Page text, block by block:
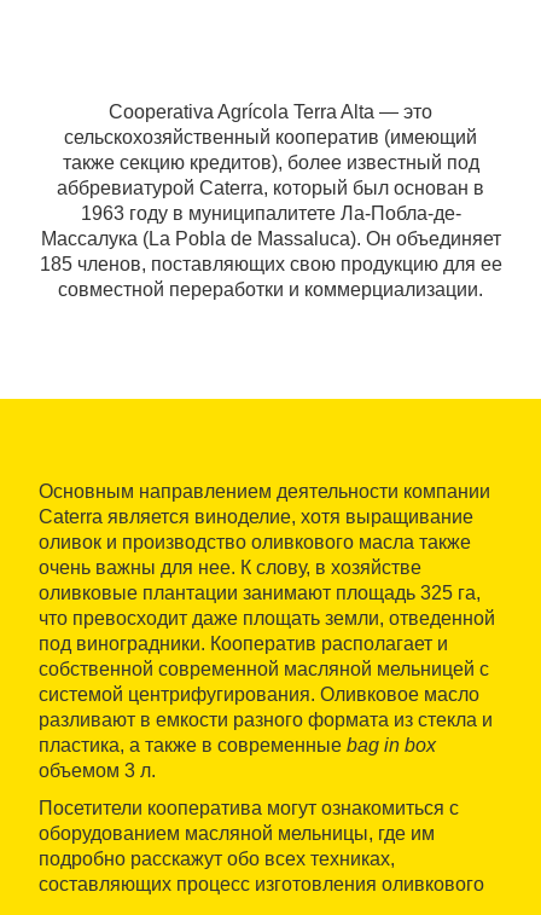
Cooperativa Agrícola Terra Alta — это
сельскохозяйственный кооператив (имеющий
также секцию кредитов), более известный под
аббревиатурой Caterra, который был основан в
1963 году в муниципалитете Ла-Побла-де-
Массалука (La Pobla de Massaluca). Он объединяет
185 членов, поставляющих свою продукцию для ее
совместной переработки и коммерциализации.
Основным направлением деятельности компании
Caterra является виноделие, хотя выращивание
оливок и производство оливкового масла также
очень важны для нее. К слову, в хозяйстве
оливковые плантации занимают площадь 325 га,
что превосходит даже площать земли, отведенной
под виноградники. Кооператив располагает и
собственной современной масляной мельницей с
системой центрифугирования. Оливковое масло
разливают в емкости разного формата из стекла и
пластика, а также в современные bag in box
объемом 3 л.
Посетители кооператива могут ознакомиться с
оборудованием масляной мельницы, где им
подробно расскажут обо всех техниках,
составляющих процесс изготовления оливкового